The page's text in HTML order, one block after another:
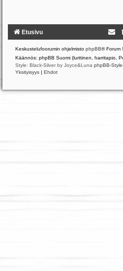
Etusivu
Keskustelufoorumin ohjelmisto phpBB® Forum
Käännös: phpBB Suomi (lurttinen, harritapio,
Style: Black-Silver by Joyce&Luna phpBB-
Yksityisyys | Ehdot